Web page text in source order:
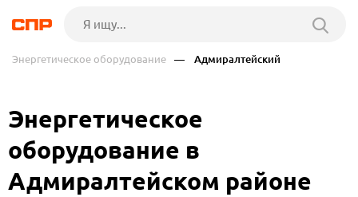
Энергетическое оборудование — Адмиралтейский
Энергетическое
оборудование в
Адмиралтейском районе